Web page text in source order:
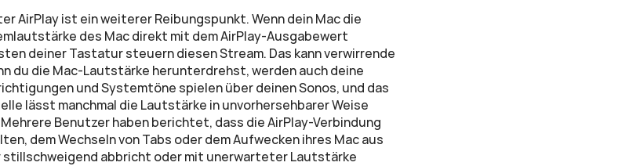
AirPlay ist ein weiterer Reibungspunkt. Wenn dein Mac die
des Mac direkt mit dem AirPlay-Ausgabewert
deiner Tastatur steuern diesen Stream. Das kann verwirrende
du die Mac-Lautstärke herunterdrehst, werden auch deine
und Systemtöne spielen über deinen Sonos, und das
lässt manchmal die Lautstärke in unvorhersehbarer Weise
Benutzer haben berichtet, dass die AirPlay-Verbindung
dem Wechseln von Tabs oder dem Aufwecken ihres Mac aus
stillschweigend abbricht oder mit unerwarteter Lautstärke